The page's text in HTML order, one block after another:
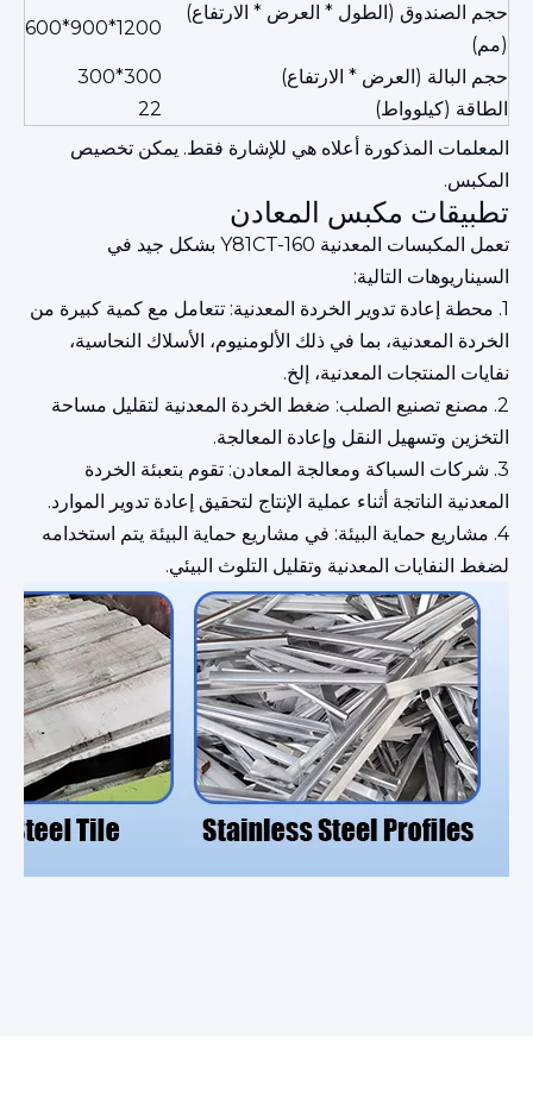
حجم الصندوق (الطول * العرض * الارتفاع)
(مم)
1200*900*600
حجم البالة (العرض * الارتفاع)
300*300
الطاقة (كيلوواط)
22
المعلمات المذكورة أعلاه هي للإشارة فقط. يمكن تخصيص
المكبس.
تطبيقات مكبس المعادن
تعمل المكبسات المعدنية Y81CT-160 بشكل جيد في
السيناريوهات التالية:
1. محطة إعادة تدوير الخردة المعدنية: تتعامل مع كمية كبيرة من
الخردة المعدنية، بما في ذلك الألومنيوم، الأسلاك النحاسية،
نفايات المنتجات المعدنية، إلخ.
2. مصنع تصنيع الصلب: ضغط الخردة المعدنية لتقليل مساحة
التخزين وتسهيل النقل وإعادة المعالجة.
3. شركات السباكة ومعالجة المعادن: تقوم بتعبئة الخردة
المعدنية الناتجة أثناء عملية الإنتاج لتحقيق إعادة تدوير الموارد.
4. مشاريع حماية البيئة: في مشاريع حماية البيئة يتم استخدامه
لضغط النفايات المعدنية وتقليل التلوث البيئي.